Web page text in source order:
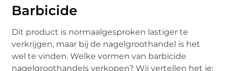
Barbicide
Dit product is normaalgesproken lastiger te
verkrijgen, maar bij de nagelgroothandel is het
wel te vinden. Welke vormen van barbicide
nagelgroothandels verkopen? Wij vertellen het je: